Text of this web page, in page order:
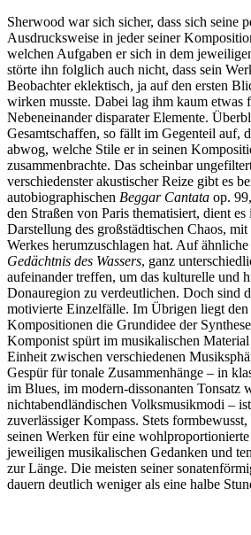
Sherwood war sich sicher, dass sich seine
Ausdrucksweise in jeder seiner
welchen Aufgaben er sich in dem
störte ihn folglich auch nicht, dass sein
Beobachter eklektisch, ja auf den ersten
wirken musste. Dabei lag ihm kaum etwas
Nebeneinander disparater Elemente.
Gesamtschaffen, so fällt im Gegenteil auf,
abwog, welche Stile er in seinen
zusammenbrachte. Das scheinbar
verschiedenster akustischer Reize gibt es
autobiographischen Beggar Cantata op.
den Straßen von Paris thematisiert, dient
Darstellung des großstädtischen Chaos,
Werkes herumzuschlagen hat. Auf
Gedächtnis des Wassers, ganz
aufeinander treffen, um das kulturelle und
Donauregion zu verdeutlichen. Doch sind
motivierte Einzelfälle. Im Übrigen liegt den
Kompositionen die Grundidee der
Komponist spürt im musikalischen
Einheit zwischen verschiedenen
Gespür für tonale Zusammenhänge – in
im Blues, im modern-dissonanten Tonsatz
nichtabendländischen Volksmusikmodi –
zuverlässiger Kompass. Stets
seinen Werken für eine
jeweiligen musikalischen Gedanken und
zur Länge. Die meisten seiner
dauern deutlich weniger als eine halbe